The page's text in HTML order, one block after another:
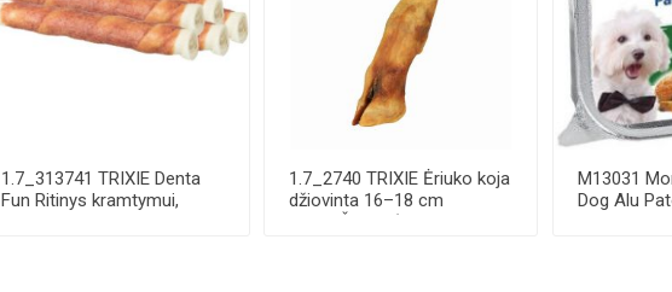
1.7_313741 TRIXIE Denta
Fun Ritinys kramtymui,
1.7_2740 TRIXIE Ėriuko koja
džiovinta 16–18 cm
!MIN.UŽS-10 (...
M13031
Dog Alu